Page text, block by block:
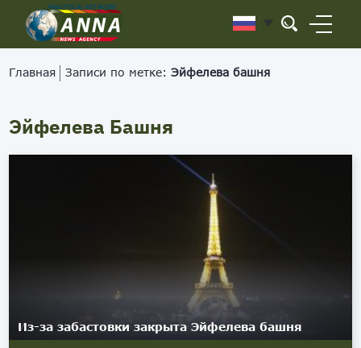
Главная Записи по метке:Эйфелева башня
Эйфелева Башня
Из-за забастовки закрыта Эйфелева башня